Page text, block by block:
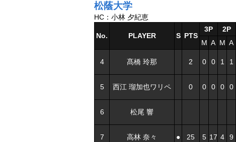
松蔭大学
HC：小林 夕紀恵
No. PLAYER S PTS
3P 2P
M A M A
4 髙橋 玲那 2 0 0 1 1
5 西江 瑠加也ワリペ 0 0 0 0 0
6 松尾 響
7 高林 奈々 ● 25 5 17 4 9